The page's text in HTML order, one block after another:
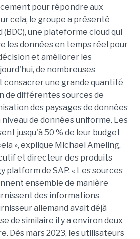
pour répondre aux
cela, le groupe a présenté
(BDC), une plateforme cloud qui
les données en temps réel pour
et améliorer les
de nombreuses
une grande quantité
de différentes sources de
des paysages de données
de données uniforme. Les
jusqu'à 50 % de leur budget
», explique Michael Ameling,
et directeur des produits
platform de SAP. « Les sources
ensemble de manière
des informations
allemand avait déjà
de similaire il y a environ deux
Dès mars 2023, les utilisateurs